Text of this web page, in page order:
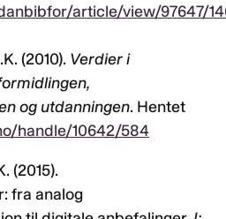
article/view/97647/
(2010). Verdier i
og utdanningen. Hentet
handle/10642/584
(2015).
fra analog